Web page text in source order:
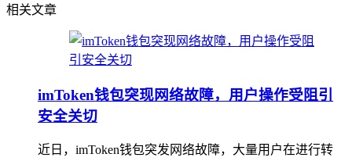
相关文章
imToken钱包突现网络故障，用户操作受阻引
安全关切
近日，imToken钱包突发网络故障，大量用户在进行转